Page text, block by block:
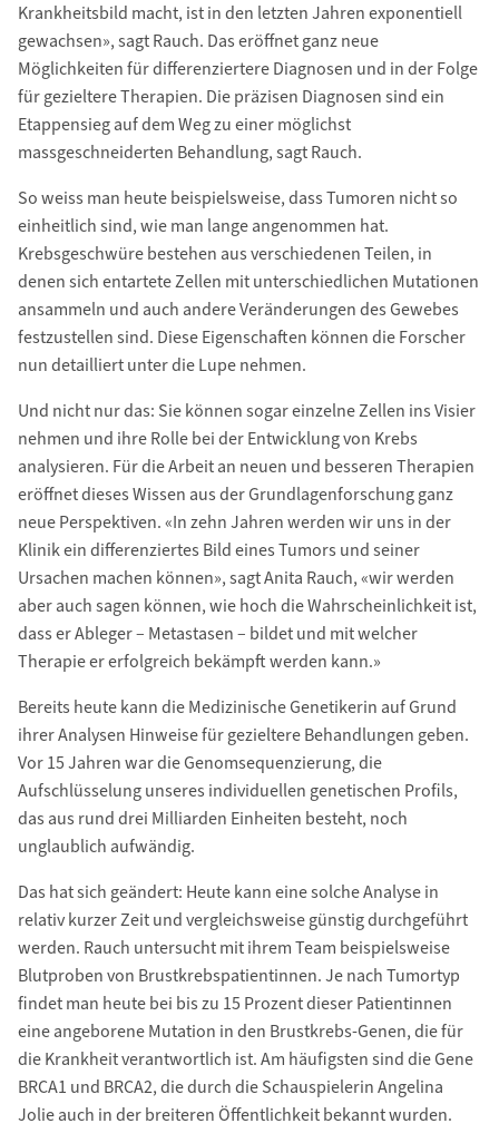
Krankheitsbild macht, ist in den letzten Jahren exponentiell
gewachsen», sagt Rauch. Das eröffnet ganz neue
Möglichkeiten für differenziertere Diagnosen und in der Folge
für gezieltere Therapien. Die präzisen Diagnosen sind ein
Etappensieg auf dem Weg zu einer möglichst
massgeschneiderten Behandlung, sagt Rauch.
So weiss man heute beispielsweise, dass Tumoren nicht so
einheitlich sind, wie man lange angenommen hat.
Krebsgeschwüre bestehen aus verschiedenen Teilen, in
denen sich entartete Zellen mit unterschiedlichen Mutationen
ansammeln und auch andere Veränderungen des Gewebes
festzustellen sind. Diese Eigenschaften können die Forscher
nun detailliert unter die Lupe nehmen.
Und nicht nur das: Sie können sogar einzelne Zellen ins Visier
nehmen und ihre Rolle bei der Entwicklung von Krebs
analysieren. Für die Arbeit an neuen und besseren Therapien
eröffnet dieses Wissen aus der Grundlagenforschung ganz
neue Perspektiven. «In zehn Jahren werden wir uns in der
Klinik ein differenziertes Bild eines Tumors und seiner
Ursachen machen können», sagt Anita Rauch, «wir werden
aber auch sagen können, wie hoch die Wahrscheinlichkeit ist,
dass er Ableger – Metastasen – bildet und mit welcher
Therapie er erfolgreich bekämpft werden kann.»
Bereits heute kann die Medizinische Genetikerin auf Grund
ihrer Analysen Hinweise für gezieltere Behandlungen geben.
Vor 15 Jahren war die Genomsequenzierung, die
Aufschlüsselung unseres individuellen genetischen Proﬁls,
das aus rund drei Milliarden Einheiten besteht, noch
unglaublich aufwändig.
Das hat sich geändert: Heute kann eine solche Analyse in
relativ kurzer Zeit und vergleichsweise günstig durchgeführt
werden. Rauch untersucht mit ihrem Team beispielsweise
Blutproben von Brustkrebspatientinnen. Je nach Tumortyp
ﬁndet man heute bei bis zu 15 Prozent dieser Patientinnen
eine angeborene Mutation in den Brustkrebs-Genen, die für
die Krankheit verantwortlich ist. Am häuﬁgsten sind die Gene
BRCA1 und BRCA2, die durch die Schauspielerin Angelina
Jolie auch in der breiteren Öffentlichkeit bekannt wurden.